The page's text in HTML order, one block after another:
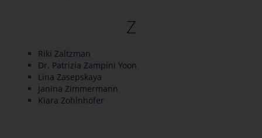
Z
Riki Zaltzman
Dr. Patrizia Zampini Yoon
Lina Zasepskaya
Janina Zimmermann
Kiara Zohlnhöfer